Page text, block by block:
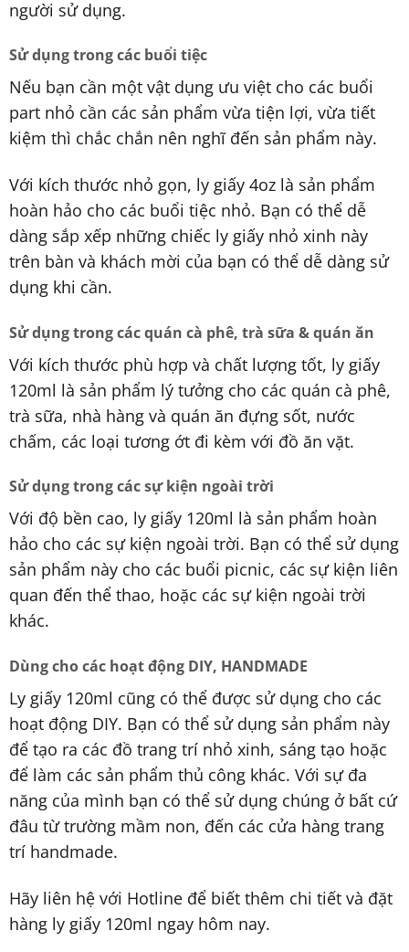
người sử dụng.
Sử dụng trong các buổi tiệc
Nếu bạn cần một vật dụng ưu việt cho các buổi
part nhỏ cần các sản phẩm vừa tiện lợi, vừa tiết
kiệm thì chắc chắn nên nghĩ đến sản phẩm này.
Với kích thước nhỏ gọn, ly giấy 4oz là sản phẩm
hoàn hảo cho các buổi tiệc nhỏ. Bạn có thể dễ
dàng sắp xếp những chiếc ly giấy nhỏ xinh này
trên bàn và khách mời của bạn có thể dễ dàng sử
dụng khi cần.
Sử dụng trong các quán cà phê, trà sữa & quán ăn
Với kích thước phù hợp và chất lượng tốt, ly giấy
120ml là sản phẩm lý tưởng cho các quán cà phê,
trà sữa, nhà hàng và quán ăn đựng sốt, nước
chấm, các loại tương ớt đi kèm với đồ ăn vặt.
Sử dụng trong các sự kiện ngoài trời
Với độ bền cao, ly giấy 120ml là sản phẩm hoàn
hảo cho các sự kiện ngoài trời. Bạn có thể sử dụng
sản phẩm này cho các buổi picnic, các sự kiện liên
quan đến thể thao, hoặc các sự kiện ngoài trời
khác.
Dùng cho các hoạt động DIY, HANDMADE
Ly giấy 120ml cũng có thể được sử dụng cho các
hoạt động DIY. Bạn có thể sử dụng sản phẩm này
để tạo ra các đồ trang trí nhỏ xinh, sáng tạo hoặc
để làm các sản phẩm thủ công khác. Với sự đa
năng của mình bạn có thể sử dụng chúng ở bất cứ
đâu từ trường mầm non, đến các cửa hàng trang
trí handmade.
Hãy liên hệ với Hotline để biết thêm chi tiết và đặt
hàng ly giấy 120ml ngay hôm nay.